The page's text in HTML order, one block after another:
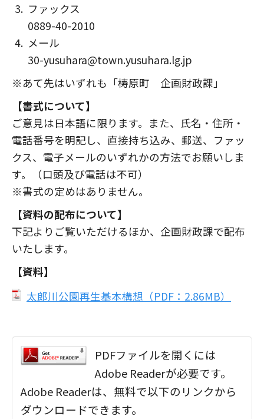
ファックス
0889-40-2010
メール
30-yusuhara@town.yusuhara.lg.jp
※あて先はいずれも「梼原町 企画財政課」
【書式について】
ご意見は日本語に限ります。また、氏名・住所・
電話番号を明記し、直接持ち込み、郵送、ファッ
クス、電子メールのいずれかの方法でお願いしま
す。（口頭及び電話は不可）
※書式の定めはありません。
【資料の配布について】
下記よりご覧いただけるほか、企画財政課で配布
いたします。
【資料】
太郎川公園再生基本構想（PDF：2.86MB）
PDFファイルを開くには
Adobe Readerが必要です。
Adobe Readerは、無料で以下のリンクから
ダウンロードできます。